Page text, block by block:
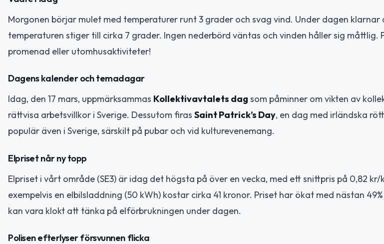
Morgonen börjar mulet med temperaturer runt 3 grader och svag vind. Under dagen klarnar
temperaturen stiger till cirka 7 grader. Ingen nederbörd väntas och vinden håller sig måttlig.
promenad eller utomhusaktiviteter!
Dagens kalender och temadagar
Idag, den 17 mars, uppmärksammas Kollektivavtalets dag som påminner om vikten av
rättvisa arbetsvillkor i Sverige. Dessutom firas Saint Patrick’s Day, en dag med irländska
populär även i Sverige, särskilt på pubar och vid kulturevenemang.
Elpriset når ny topp
Elpriset i vårt område (SE3) är idag det högsta på över en vecka, med ett snittpris på 0,82
exempelvis en elbilsladdning (50 kWh) kostar cirka 41 kronor. Priset har ökat med nästan
kan vara klokt att tänka på elförbrukningen under dagen.
Polisen efterlyser försvunnen flicka